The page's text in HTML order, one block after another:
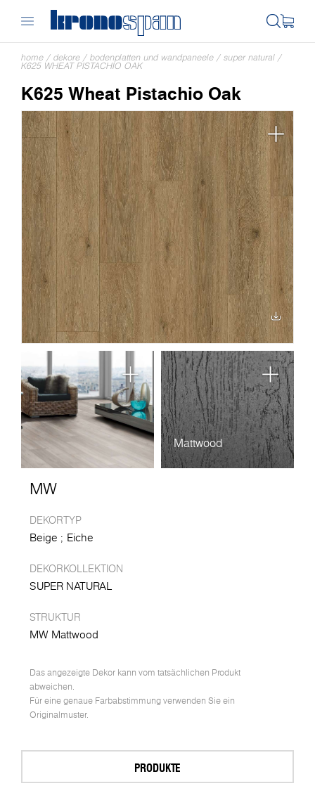
home / dekore / bodenplatten und wandpaneele / super natural /
K625 WHEAT PISTACHIO OAK
K625 Wheat Pistachio Oak
Mattwood
MW
DEKORTYP
Beige Eiche
DEKORKOLLEKTION
SUPER NATURAL
STRUKTUR
MW Mattwood
Das angezeigte Dekor kann vom tatsächlichen Produkt
abweichen.
Für eine genaue Farbabstimmung verwenden Sie ein
Originalmuster.
PRODUKTE